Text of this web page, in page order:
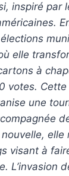
inspiré par
elle
à
votes.
une
elle
visant à
L’invasion